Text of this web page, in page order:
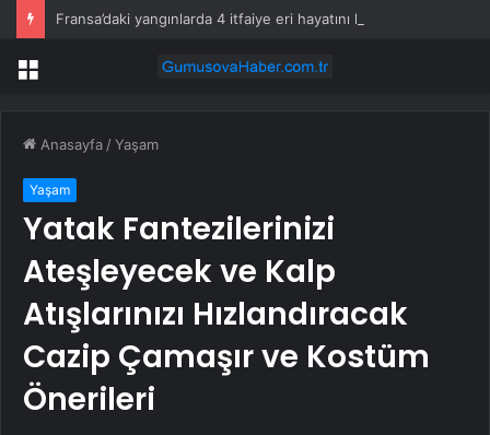
Fransa’daki yangınlarda 4 itfaiye eri hayatını kaybetti
Menü
Anasayfa /Yaşam
Yaşam
Yatak Fantezilerinizi
Ateşleyecek ve Kalp
Atışlarınızı Hızlandıracak
Cazip Çamaşır ve Kostüm
Önerileri